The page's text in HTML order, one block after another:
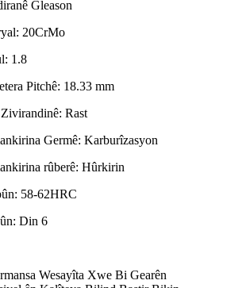
Gleason
20CrMo
1.8
Pitchê: 18.33 mm
Rast
Germê: Karburîzasyon
rûberê: Hûrkirin
58-62HRC
Din 6